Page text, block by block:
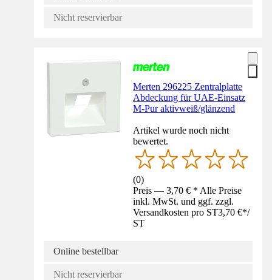
Nicht reservierbar
Merten 296225 Zentralplatte
Abdeckung für UAE-Einsatz
M-Pur aktivweiß/glänzend
Artikel wurde noch nicht
bewertet.
(0)
Preis — 3,70 € * Alle Preise
inkl. MwSt. und ggf. zzgl.
Versandkosten pro ST3,70 €*/
ST
Online bestellbar
Nicht reservierbar